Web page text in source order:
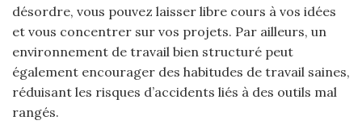
désordre, vous pouvez laisser libre cours à vos idées
et vous concentrer sur vos projets. Par ailleurs, un
environnement de travail bien structuré peut
également encourager des habitudes de travail saines,
réduisant les risques d’accidents liés à des outils mal
rangés.